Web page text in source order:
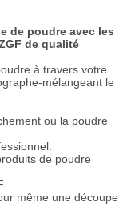
de poudre avec les
de qualité
à travers votre
mélangeant le
ou la poudre
de poudre
même une découpe